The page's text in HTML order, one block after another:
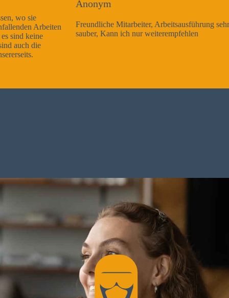
Freundliche Mitarbeiter, Arbeitsausführung sehr gut und sehr
sauber, Kann ich nur weiterempfehlen